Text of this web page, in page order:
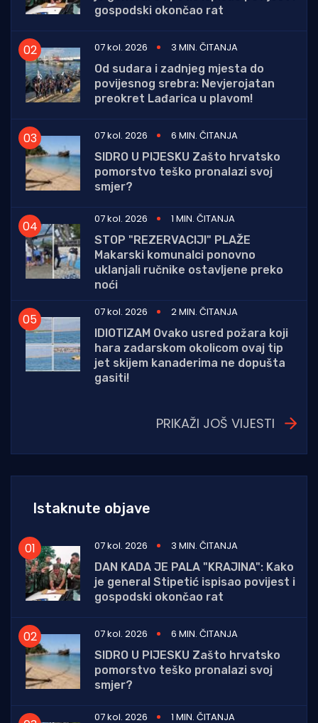
gospodski okončao rat
07 kol. 2026
3 MIN. ČITANJA
Od sudara i zadnjeg mjesta do
povijesnog srebra: Nevjerojatan
preokret Lađarica u plavom!
07 kol. 2026
6 MIN. ČITANJA
SIDRO U PIJESKU Zašto hrvatsko
pomorstvo teško pronalazi svoj
smjer?
07 kol. 2026
1 MIN. ČITANJA
STOP "REZERVACIJI" PLAŽE
Makarski komunalci ponovno
uklanjali ručnike ostavljene preko
noći
07 kol. 2026
2 MIN. ČITANJA
IDIOTIZAM Ovako usred požara koji
hara zadarskom okolicom ovaj tip
jet skijem kanaderima ne dopušta
gasiti!
PRIKAŽI JOŠ VIJESTI
Istaknute objave
07 kol. 2026
3 MIN. ČITANJA
DAN KADA JE PALA "KRAJINA": Kako
je general Stipetić ispisao povijest i
gospodski okončao rat
07 kol. 2026
6 MIN. ČITANJA
SIDRO U PIJESKU Zašto hrvatsko
pomorstvo teško pronalazi svoj
smjer?
07 kol. 2026 1 MIN. ČITANJA